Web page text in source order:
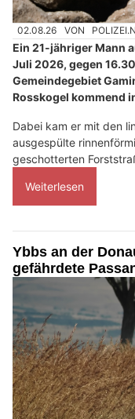
02.08.26 VON
Ein 21-jähriger Mann
Juli 2026, gegen
Gemeindegebiet
Rosskogel kommend
Dabei kam er mit den
ausgespülte
geschotterten
Weiterlesen
Ybbs an der
gefährdete